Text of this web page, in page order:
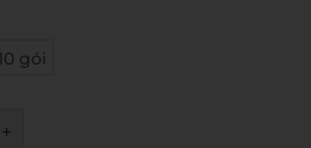
gói
+